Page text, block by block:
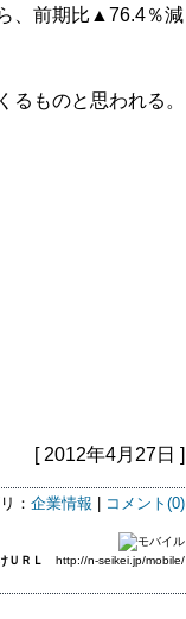
、前期比▲76.4％減
ものと思われる。
[ 2012年4月27日 ]
： 企業情報 コメント(0)
ＵＲＬ http://n-seikei.jp/mobile/